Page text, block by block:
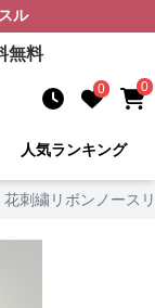
ル
無料
0 0
人気ランキング
花刺繍リボンノース